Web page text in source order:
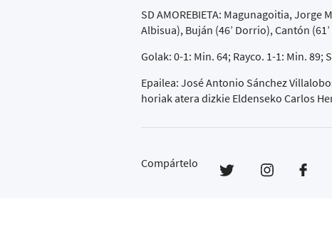
SD AMOREBIETA: Magunagoitia, Jorge
Albisua), Buján (46’ Dorrio), Cantón
Golak: 0-1: Min. 64; Rayco. 1-1: Min. 89;
Epailea: José Antonio Sánchez
horiak atera dizkie Eldenseko Carlos
Compártelo